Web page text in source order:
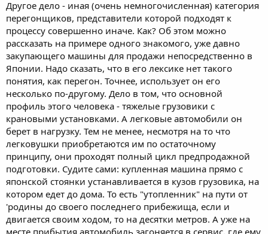
Другое дело - иная (очень немногочисленная) категория
перегонщиков, представители которой подходят к
процессу совершенно иначе. Как? Об этом можно
рассказать на примере одного знакомого, уже давно
закупающего машины для продажи непосредственно в
Японии. Надо сказать, что в его лексике нет такого
понятия, как перегон. Точнее, использует он его
несколько по-другому. Дело в том, что основной
профиль этого человека - тяжелые грузовики с
крановыми установками. А легковые автомобили он
берет в нагрузку. Тем не менее, несмотря на то что
легковушки приобретаются им по остаточному
принципу, они проходят полный цикл предпродажной
подготовки. Судите сами: купленная машина прямо с
японской стоянки устанавливается в кузов грузовика, на
котором едет до дома. То есть "утопленник" на пути от
'родины до своего последнего прибежища, если и
двигается своим ходом, то на десятки метров. А уже на
месте прибытия автомобиль загоняется в сервис, где ему